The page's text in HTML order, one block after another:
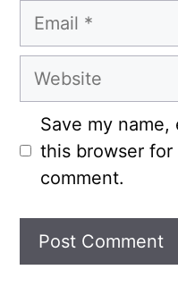
Email
Website
Save my
this browser
comment.